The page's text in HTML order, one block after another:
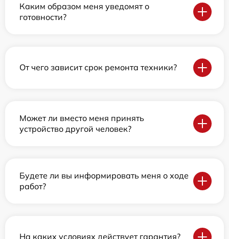
Каким образом меня уведомят о
готовности?
От чего зависит срок ремонта техники?
Может ли вместо меня принять
устройство другой человек?
Будете ли вы информировать меня о ходе
работ?
На каких условиях действует гарантия?